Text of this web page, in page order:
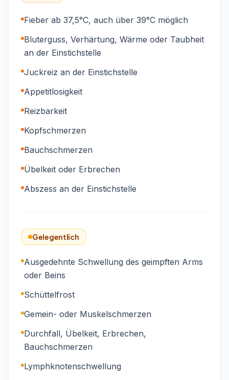
Fieber ab 37,5°C, auch über 39°C möglich
Bluterguss, Verhärtung, Wärme oder Taubheit
an der Einstichstelle
Juckreiz an der Einstichstelle
Appetitlosigkeit
Reizbarkeit
Kopfschmerzen
Bauchschmerzen
Übelkeit oder Erbrechen
Abszess an der Einstichstelle
Gelegentlich
Ausgedehnte Schwellung des geimpften Arms
oder Beins
Schüttelfrost
Gemein- oder Muskelschmerzen
Durchfall, Übelkeit, Erbrechen,
Bauchschmerzen
Lymphknotenschwellung